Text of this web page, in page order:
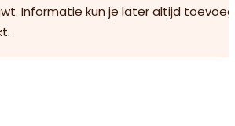
Informatie kun je later altijd